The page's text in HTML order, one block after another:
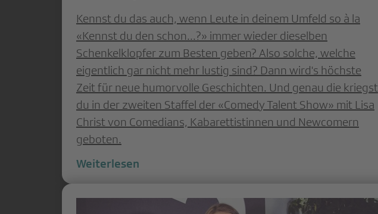
Kennst du das auch, wenn Leute in deinem Umfeld so à la
«Kennst du den schon...?» immer wieder dieselben
Schenkelklopfer zum Besten geben? Also solche, welche
eigentlich gar nicht mehr lustig sind? Dann wird's höchste
Zeit für neue humorvolle Geschichten. Und genau die kriegst
du in der zweiten Staffel der «Comedy Talent Show» mit Lisa
Christ von Comedians, Kabarettistinnen und Newcomern
geboten.
Weiterlesen